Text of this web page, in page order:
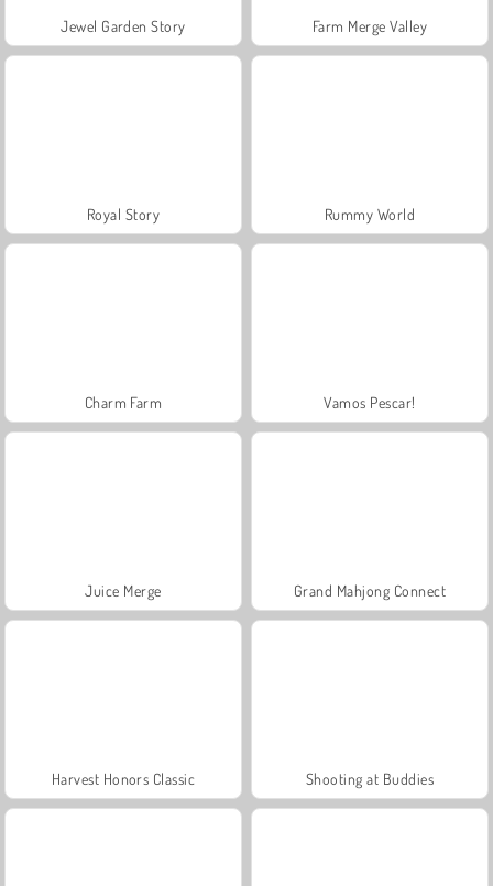
Jewel Garden Story Farm Merge Valley
Royal Story Rummy World
Charm Farm Vamos Pescar!
Juice Merge Grand Mahjong Connect
Harvest Honors Classic Shooting at Buddies